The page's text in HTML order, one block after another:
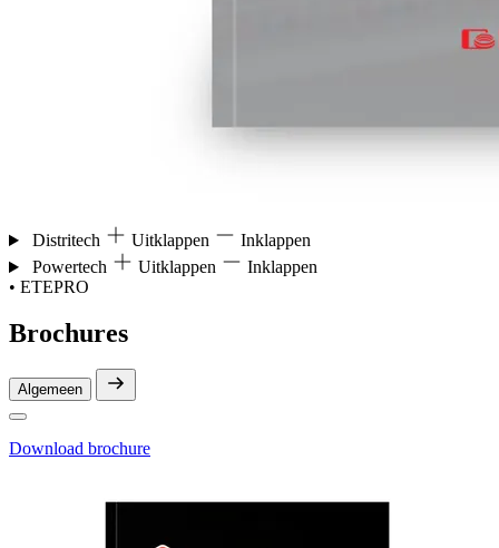
Distritech Uitklappen
Inklappen
Powertech
Uitklappen
Inklappen
• ETEPRO
Brochures
Algemeen
Download brochure